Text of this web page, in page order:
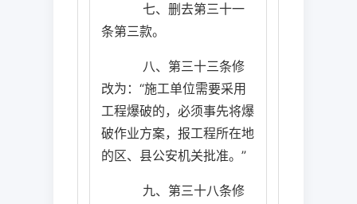
七、删去第三十一
条第三款。
八、第三十三条修
改为：“施工单位需要采用
工程爆破的，必须事先将爆
破作业方案，报工程所在地
的区、县公安机关批准。”
九、第三十八条修